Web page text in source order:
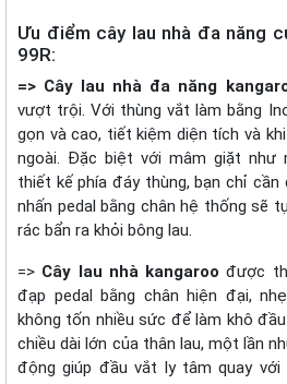
Ưu điểm cây lau nhà đa năng
99R:
=> Cây lau nhà đa năng
vượt trội. Với thùng vắt làm bằng
gọn và cao, tiết kiệm diện tích và
ngoài. Đặc biệt với mâm giặt như
thiết kế phía đáy thùng, bạn chỉ
nhấn pedal bằng chân hệ thống sẽ
rác bẩn ra khỏi bông lau.
=> Cây lau nhà kangaroo được
đạp pedal bằng chân hiện đại,
không tốn nhiều sức để làm khô
chiều dài lớn của thân lau, một lần
động giúp đầu vắt ly tâm quay với